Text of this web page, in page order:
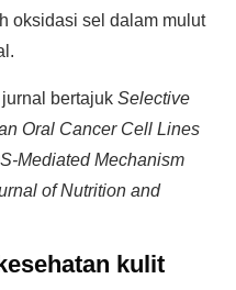
oksidasi sel dalam mulut
bertajuk Selective
Oral Cancer Cell Lines
Mediated Mechanism
of Nutrition and
kulit